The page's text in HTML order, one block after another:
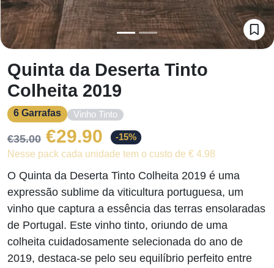
Quinta da Deserta Tinto
Colheita 2019
6 Garrafas Vinho Tinto
€35.00 O
preço
original
era:
€35.00.
€29.90 O
preço
atual
é:
€29.90.
-15%
Nesse pack cada unidade tem o custo de € 4.98
O Quinta da Deserta Tinto Colheita 2019 é uma
expressão sublime da viticultura portuguesa, um
vinho que captura a essência das terras ensolaradas
de Portugal. Este vinho tinto, oriundo de uma
colheita cuidadosamente selecionada do ano de
2019, destaca-se pelo seu equilíbrio perfeito entre